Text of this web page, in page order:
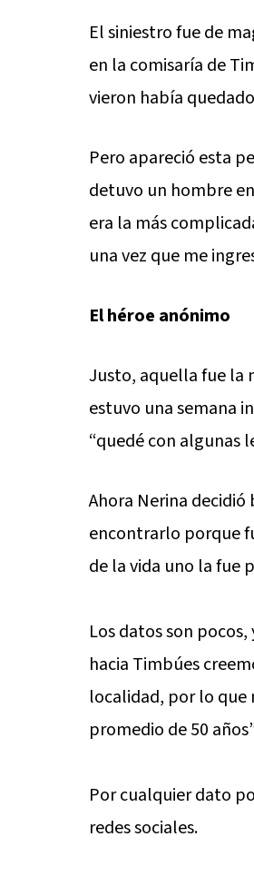
El siniestro fue de
en la comisaría de
vieron había
Pero apareció esta
detuvo un hombre
era la más
una vez que me
El héroe anónimo
Justo, aquella fue la
estuvo una semana
“quedé con algunas
Ahora Nerina decidió
encontrarlo porque
de la vida uno la fue
Los datos son
hacia Timbúes
localidad, por lo que
promedio de 50
Por cualquier dato
redes sociales.